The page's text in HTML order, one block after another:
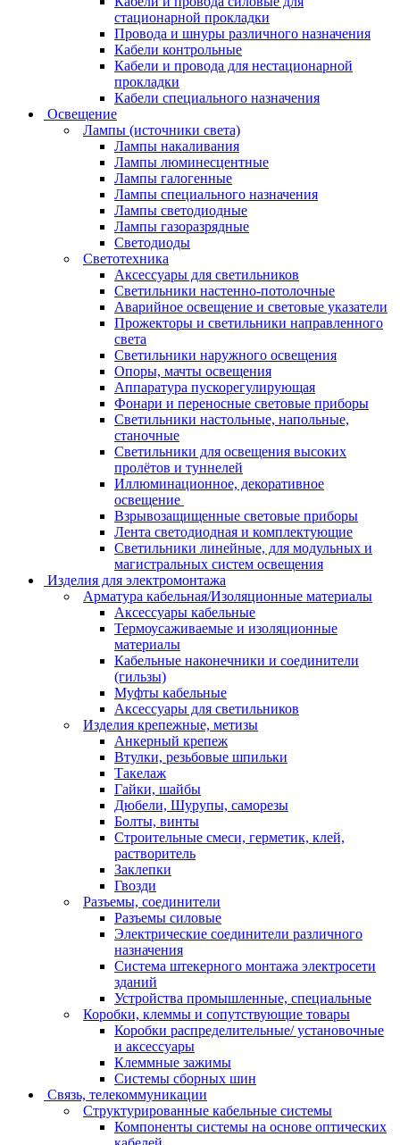
стационарной прокладки
Провода и шнуры различного назначения
Кабели контрольные
Кабели и провода для нестационарной
прокладки
Кабели специального назначения
Освещение
Лампы (источники света)
Лампы накаливания
Лампы люминесцентные
Лампы галогенные
Лампы специального назначения
Лампы светодиодные
Лампы газоразрядные
Светодиоды
Светотехника
Аксессуары для светильников
Светильники настенно-потолочные
Аварийное освещение и световые указатели
Прожекторы и светильники направленного
света
Светильники наружного освещения
Опоры, мачты освещения
Аппаратура пускорегулирующая
Фонари и переносные световые приборы
Светильники настольные, напольные,
станочные
Светильники для освещения высоких
пролётов и туннелей
Иллюминационное, декоративное
освещение
Взрывозащищенные световые приборы
Лента светодиодная и комплектующие
Светильники линейные, для модульных и
магистральных систем освещения
Изделия для электромонтажа
Арматура кабельная/Изоляционные материалы
Аксессуары кабельные
Термоусаживаемые и изоляционные
материалы
Кабельные наконечники и соединители
(гильзы)
Муфты кабельные
Аксессуары для светильников
Изделия крепежные, метизы
Анкерный крепеж
Втулки, резьбовые шпильки
Такелаж
Гайки, шайбы
Дюбели, Шурупы, саморезы
Болты, винты
Строительные смеси, герметик, клей,
растворитель
Заклепки
Гвозди
Разъемы, соединители
Разъемы силовые
Электрические соединители различного
назначения
Система штекерного монтажа электросети
зданий
Устройства промышленные, специальные
Коробки, клеммы и сопутствующие товары
Коробки распределительные/ установочные
и аксессуары
Клеммные зажимы
Системы сборных шин
Связь, телекоммуникации
Структурированные кабельные системы
Компоненты системы на основе оптических